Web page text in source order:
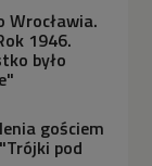
Wrocławia.
1946.
było
gościem
pod